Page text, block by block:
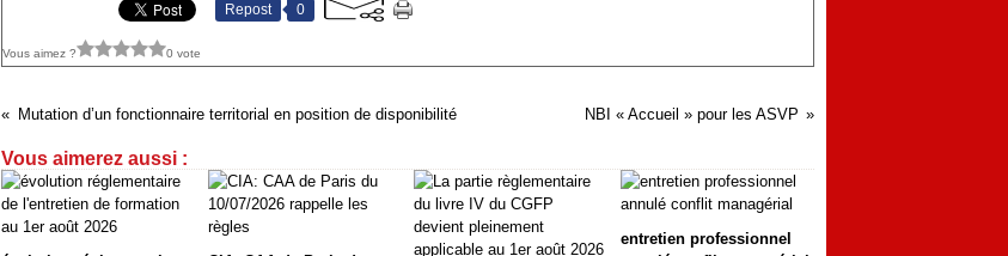
Repost 0
Vous aimez ? 0 vote
Mutation d’un fonctionnaire territorial en position de disponibilité NBI « Accueil » pour les ASVP
Vous aimerez aussi :
entretien professionnel